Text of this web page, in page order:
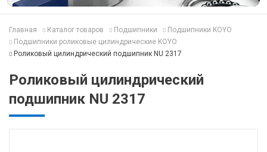
Главная Каталог товаров Подшипники
Подшипники KOYO
Подшипники роликовые цилиндрические KOYO
Роликовый цилиндрический подшипник NU 2317
Роликовый цилиндрический
подшипник NU 2317